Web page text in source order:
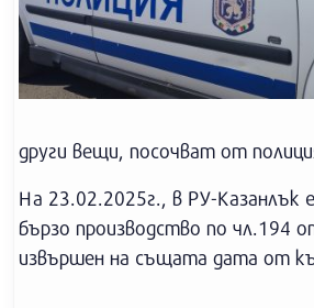
други вещи, посочват от
На 23.02.2025г., в РУ-Казанлък
бързо производство по чл.194
извършен на същата дата от